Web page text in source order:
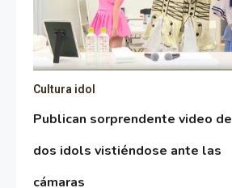
Cultura idol
Publican sorprendente video de
dos idols vistiéndose ante las
cámaras